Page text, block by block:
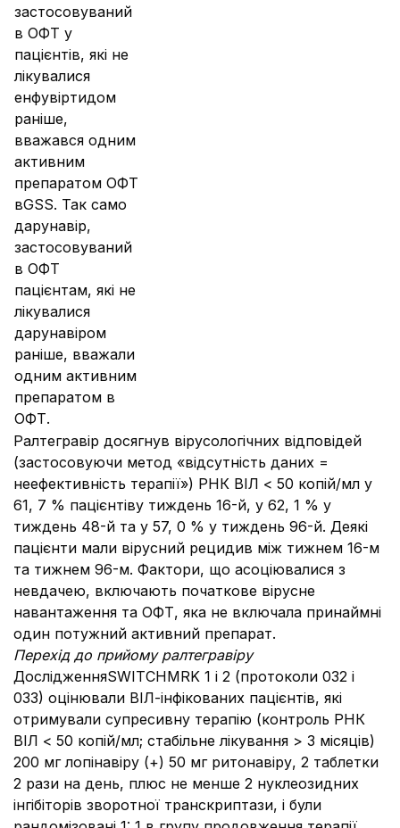
застосовуваний
в ОФТ у
пацієнтів, які не
лікувалися
енфувіртидом
раніше,
вважався одним
активним
препаратом ОФТ
вGSS. Так само
дарунавір,
застосовуваний
в ОФТ
пацієнтам, які не
лікувалися
дарунавіром
раніше, вважали
одним активним
препаратом в
ОФТ.
Ралтегравір досягнув вірусологічних відповідей
(застосовуючи метод «відсутність даних =
неефективність терапії») РНК ВІЛ < 50 копій/мл у
61, 7 % пацієнтіву тиждень 16-й, у 62, 1 % у
тиждень 48-й та у 57, 0 % у тиждень 96-й. Деякі
пацієнти мали вірусний рецидив між тижнем 16-м
та тижнем 96-м. Фактори, що асоціювалися з
невдачею, включають початкове вірусне
навантаження та ОФТ, яка не включала принаймні
один потужний активний препарат.
Перехід до прийому ралтегравіру
ДослідженняSWITCHMRK 1 і 2 (протоколи 032 і
033) оцінювали ВІЛ-інфікованих пацієнтів, які
отримували супресивну терапію (контроль РНК
ВІЛ < 50 копій/мл; стабільне лікування > 3 місяців)
200 мг лопінавіру (+) 50 мг ритонавіру, 2 таблетки
2 рази на день, плюс не менше 2 нуклеозидних
інгібіторів зворотної транскриптази, і були